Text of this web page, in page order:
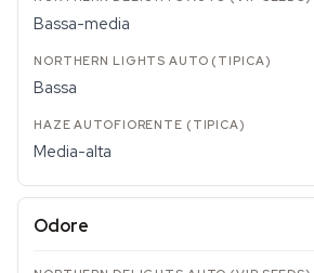
Bassa-media
Bassa
Media-alta
Odore